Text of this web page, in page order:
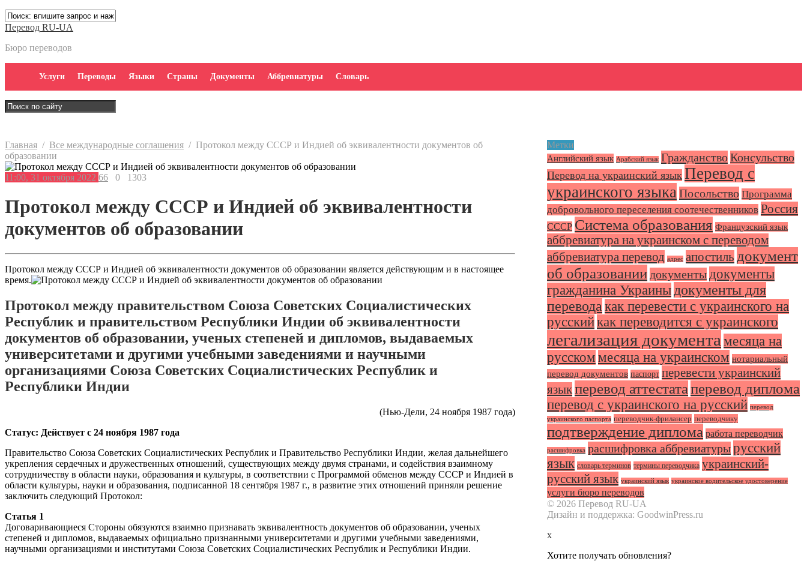
Перевод RU-UA
Бюро переводов
Услуги Переводы Языки Страны Документы Аббревиатуры Словарь
Главная / Все международные соглашения / Протокол между СССР и Индией об эквивалентности документов об
образовании
11:00, 31 октября 2022 66 0 1303
Протокол между СССР и Индией об эквивалентности
документов об образовании
Протокол между СССР и Индией об эквивалентности документов об образовании является действующим и в настоящее
время.
Протокол между правительством Союза Советских Социалистических
Республик и правительством Республики Индии об эквивалентности
документов об образовании, ученых степеней и дипломов, выдаваемых
университетами и другими учебными заведениями и научными
организациями Союза Советских Социалистических Республик и
Республики Индии
(Нью-Дели, 24 ноября 1987 года)
Статус: Действует с 24 ноября 1987 года
Правительство Союза Советских Социалистических Республик и Правительство Республики Индии, желая дальнейшего
укрепления сердечных и дружественных отношений, существующих между двумя странами, и содействия взаимному
сотрудничеству в области науки, образования и культуры, в соответствии с Программой обменов между СССР и Индией в
области культуры, науки и образования, подписанной 18 сентября 1987 г., в развитие этих отношений приняли решение
заключить следующий Протокол:
Статья 1
Договаривающиеся Стороны обязуются взаимно признавать эквивалентность документов об образовании, ученых
степеней и дипломов, выдаваемых официально признанными университетами и другими учебными заведениями,
научными организациями и институтами Союза Советских Социалистических Республик и Республики Индии.
Метки
Английский язык Арабский язык ГражданствоКонсульство
Перевод на украинский язык Перевод с
украинского языкаПосольство Программа
добровольного переселения соотечественников Россия
СССР Система образования Французский язык
аббревиатура на украинском с переводом
аббревиатура перевод адрес апостиль документ
об образовании документыдокументы
гражданина Украины документы для
перевода как перевести с украинского на
русскийкак переводится с украинского
легализация документа месяца на
русском месяца на украинском нотариальный
перевод документов паспорт перевести украинский
языкперевод аттестатаперевод диплома
перевод с украинского на русский перевод
украинского паспорта переводчик-фрилансер переводчику
подтверждение диплома работа переводчик
расшифровка расшифровка аббревиатурырусский
язык словарь терминов термины переводчика украинский-
русский язык украинский язык украинское водительское удостоверение
услуги бюро переводов
© 2026 Перевод RU-UA
Дизайн и поддержка: GoodwinPress.ru
x
Хотите получать обновления?